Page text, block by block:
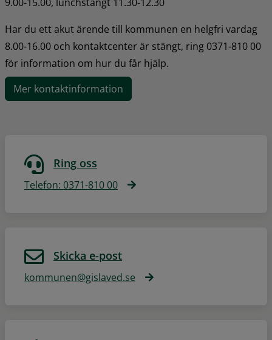
Har du ett akut ärende till kommunen en helgfri vardag
8.00-16.00 och kontaktcenter är stängt, ring 0371-810 00
för information om hur du får hjälp.
Mer kontaktinformation
Ring oss
Telefon: 0371-810 00
Skicka e-post
kommunen@gislaved.se